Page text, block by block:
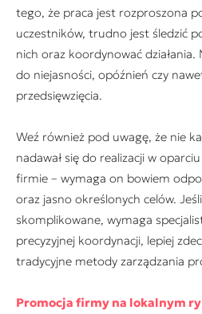
tego, że praca jest rozproszona
uczestników, trudno jest śledzić
nich oraz koordynować
do niejasności, opóźnień czy
przedsięwzięcia.
Weź również pod uwagę, że nie
nadawał się do realizacji w
firmie – wymaga on bowiem
oraz jasno określonych celów.
skomplikowane, wymaga
precyzyjnej koordynacji, lepiej
tradycyjne metody zarządzania
Promocja firmy na lokalnym